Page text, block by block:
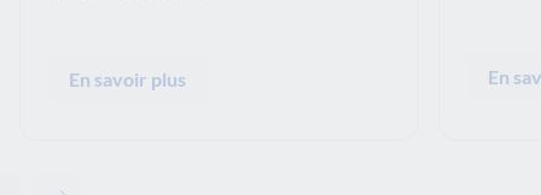
En savoir plus En